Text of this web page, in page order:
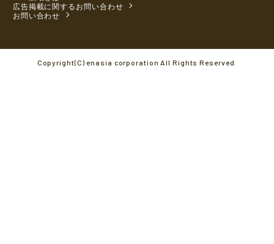
広告掲載に関するお問い合わせ
お問い合わせ
Copyright(C) enasia corporation All Rights Reserved.